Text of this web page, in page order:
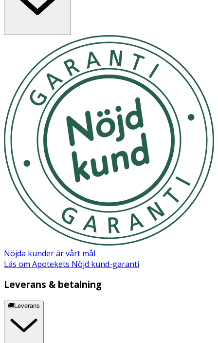
Nöjda kunder är vårt mål
Läs om Apotekets Nöjd kund-garanti
Leverans & betalning
🚚Leverans